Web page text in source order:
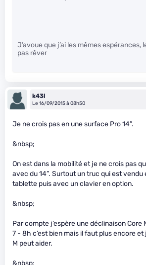
J’avoue que j’ai les mêmes espérances,
pas rêver
k43l
Le 16/09/2015 à 08h50
Je ne crois pas en une surface Pro 14”.
&nbsp;
On est dans la mobilité et je ne crois pas
avec du 14”. Surtout un truc qui est
tablette puis avec un clavier en option.
&nbsp;
Par compte j’espère une déclinaison Core
7 - 8h c’est bien mais il faut plus encore et
M peut aider.
&nbsp;